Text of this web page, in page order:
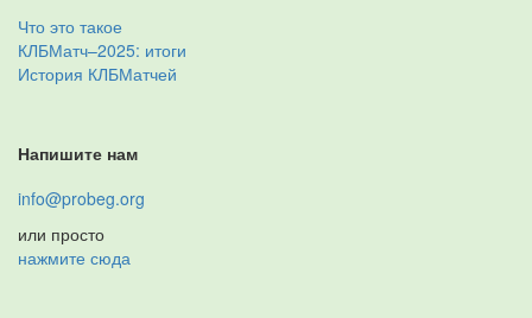
Что это такое
КЛБМатч–2025: итоги
История КЛБМатчей
Напишите нам
info@probeg.org
или просто
нажмите сюда